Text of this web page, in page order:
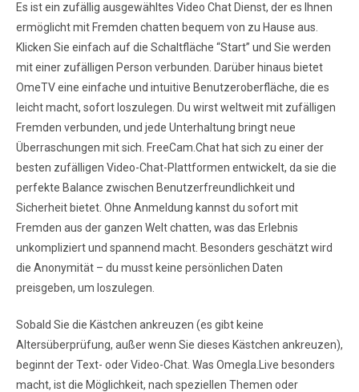
Es ist ein zufällig ausgewähltes Video Chat Dienst, der es Ihnen
ermöglicht mit Fremden chatten bequem von zu Hause aus.
Klicken Sie einfach auf die Schaltfläche “Start” und Sie werden
mit einer zufälligen Person verbunden. Darüber hinaus bietet
OmeTV eine einfache und intuitive Benutzeroberfläche, die es
leicht macht, sofort loszulegen. Du wirst weltweit mit zufälligen
Fremden verbunden, und jede Unterhaltung bringt neue
Überraschungen mit sich. FreeCam.Chat hat sich zu einer der
besten zufälligen Video-Chat-Plattformen entwickelt, da sie die
perfekte Balance zwischen Benutzerfreundlichkeit und
Sicherheit bietet. Ohne Anmeldung kannst du sofort mit
Fremden aus der ganzen Welt chatten, was das Erlebnis
unkompliziert und spannend macht. Besonders geschätzt wird
die Anonymität – du musst keine persönlichen Daten
preisgeben, um loszulegen.
Sobald Sie die Kästchen ankreuzen (es gibt keine
Altersüberprüfung, außer wenn Sie dieses Kästchen ankreuzen),
beginnt der Text- oder Video-Chat. Was Omegla.Live besonders
macht, ist die Möglichkeit, nach speziellen Themen oder